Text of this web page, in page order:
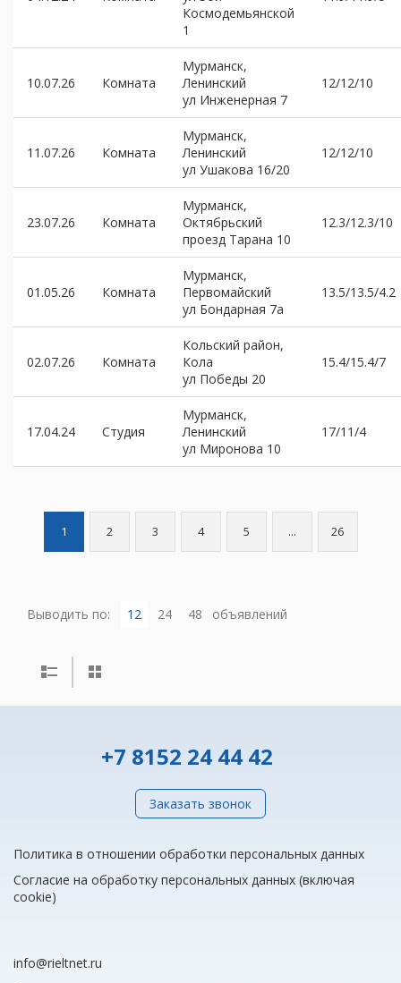
Космодемьянской
1
10.07.26 Комната
Мурманск,
Ленинский
ул Инженерная 7
12/12/10
11.07.26 Комната
Мурманск,
Ленинский
ул Ушакова 16/20
12/12/10
23.07.26 Комната
Мурманск,
Октябрьский
проезд Тарана 10
12.3/12.3/10
01.05.26 Комната
Мурманск,
Первомайский
ул Бондарная 7а
13.5/13.5/4.2
02.07.26 Комната
Кольский район,
Кола
ул Победы 20
15.4/15.4/7
17.04.24 Студия
Мурманск,
Ленинский
ул Миронова 10
17/11/4
1 2 3 4 5 ... 26
Выводить по: 12 24 48 объявлений
+7 8152 24 44 42
Заказать звонок
Политика в отношении обработки персональных данных
Согласие на обработку персональных данных (включая
cookie)
info@rieltnet.ru